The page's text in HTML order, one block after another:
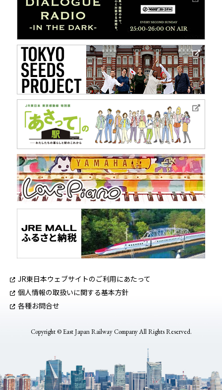
JR東日本ウェブサイトのご利用にあたって
個人情報の取扱いに関する基本方針
各種お問合せ
Copyright © East Japan Railway Company All Rights Reserved.